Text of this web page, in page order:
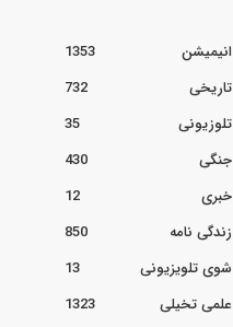
انیمیشن
1353
تاریخی
732
تلوزیونی
35
جنگی
430
خبری
12
زندگی نامه
850
شوی تلویزیونی
13
علمی تخیلی
1323